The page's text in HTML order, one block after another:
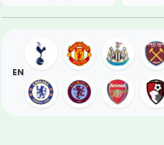
EN